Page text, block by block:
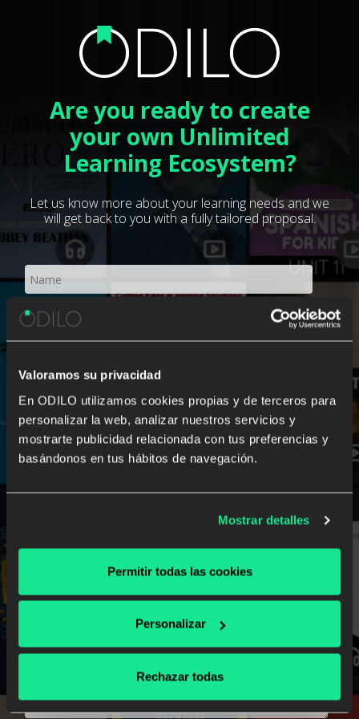
Valoramos su privacidad
En ODILO utilizamos cookies propias y de terceros para
personalizar la web, analizar nuestros servicios y
mostrarte publicidad relacionada con tus preferencias y
basándonos en tus hábitos de navegación.
Mostrar detalles
Permitir todas las cookies
Personalizar
Rechazar todas
Are you ready to create
your own Unlimited
Learning Ecosystem?
Let us know more about your learning needs and we
will get back to you with a fully tailored proposal.